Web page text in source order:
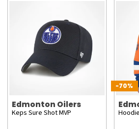
Edmonton Oilers
Keps Sure Shot MVP
-70%